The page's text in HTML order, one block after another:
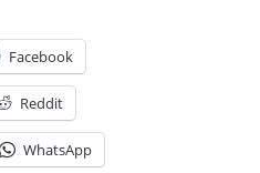
Facebook
Reddit
WhatsApp